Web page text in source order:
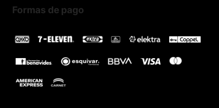
Formas de pago